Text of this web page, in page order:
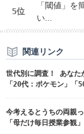
5位
「閾値」
い...
関連リンク
世代別に調査！ あなた
「20代：ポケモン」「
今考えるとうちの両親
「母だけ毎日授業参観」